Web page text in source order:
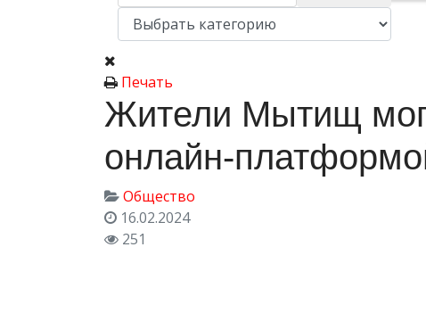
Печать
Жители Мытищ
Общество
16.02.2024
251